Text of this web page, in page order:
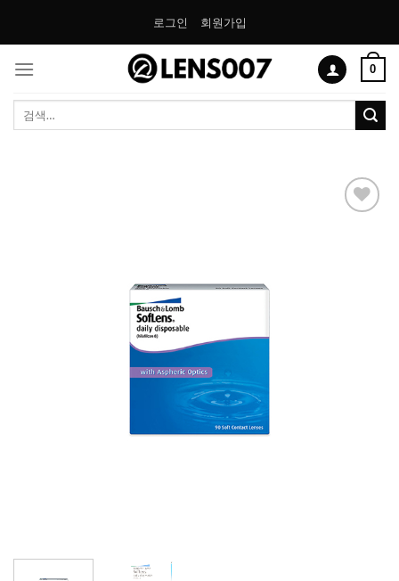
로그인 회원가입
0
색: